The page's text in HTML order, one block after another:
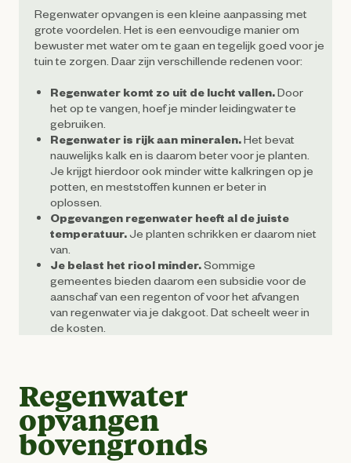
Regenwater opvangen is een kleine aanpassing met
grote voordelen. Het is een eenvoudige manier om
bewuster met water om te gaan en tegelijk goed voor je
tuin te zorgen. Daar zijn verschillende redenen voor:
Regenwater komt zo uit de lucht vallen.Door
het op te vangen, hoef je minder leidingwater te
gebruiken.
Regenwater is rijk aan mineralen.Het bevat
nauwelijks kalk en is daarom beter voor je planten.
Je krijgt hierdoor ook minder witte kalkringen op je
potten, en meststoffen kunnen er beter in
oplossen.
Opgevangen regenwater heeft al de juiste
temperatuur. Je planten schrikken er daarom niet
van.
Je belast het riool minder.Sommige
gemeentes bieden daarom een subsidie voor de
aanschaf van een regenton of voor het afvangen
van regenwater via je dakgoot. Dat scheelt weer in
de kosten.
Regenwater
opvangen
bovengronds